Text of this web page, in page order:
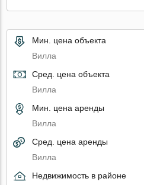
Мин. цена объекта
Вилла
Сред. цена объекта
Вилла
Мин. цена аренды
Вилла
Сред. цена аренды
Вилла
Недвижимость в районе